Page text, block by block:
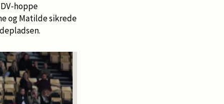
hoppe
og Matilde sikrede